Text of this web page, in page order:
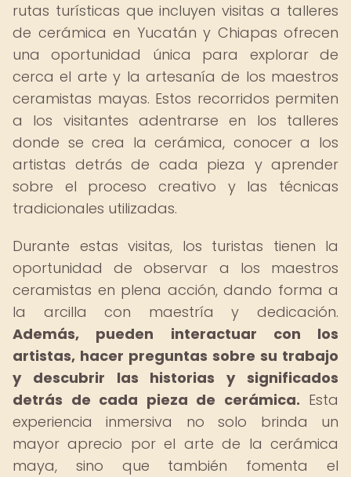
rutas turísticas que incluyen visitas a talleres
de cerámica en Yucatán y Chiapas ofrecen
una oportunidad única para explorar de
cerca el arte y la artesanía de los maestros
ceramistas mayas. Estos recorridos permiten
a los visitantes adentrarse en los talleres
donde se crea la cerámica, conocer a los
artistas detrás de cada pieza y aprender
sobre el proceso creativo y las técnicas
tradicionales utilizadas.
Durante estas visitas, los turistas tienen la
oportunidad de observar a los maestros
ceramistas en plena acción, dando forma a
la arcilla con maestría y dedicación.
Además, pueden interactuar con los
artistas, hacer preguntas sobre su trabajo
y descubrir las historias y significados
detrás de cada pieza de cerámica. Esta
experiencia inmersiva no solo brinda un
mayor aprecio por el arte de la cerámica
maya, sino que también fomenta el